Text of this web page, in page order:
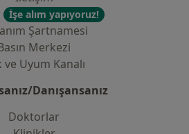
İşe alım yapıyoruz!
Şartnamesi
Merkezi
ve Uyum Kanalı
Danışansanız
Doktorlar